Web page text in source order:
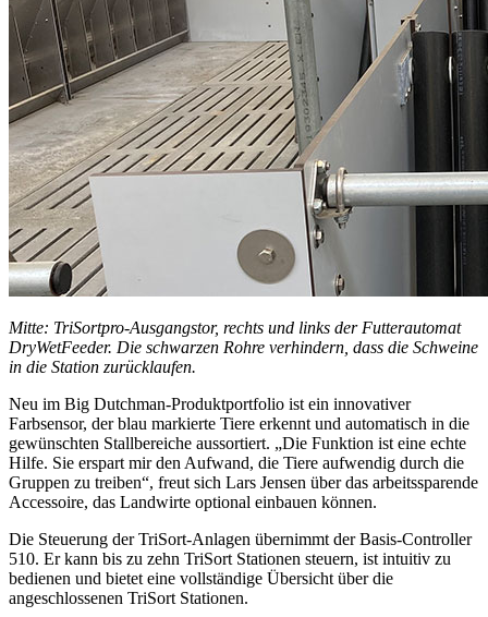
Mitte: TriSortpro-Ausgangstor, rechts und links der Futterautomat
DryWetFeeder. Die schwarzen Rohre verhindern, dass die Schweine
in die Station zurücklaufen.
Neu im Big Dutchman-Produktportfolio ist ein innovativer
Farbsensor, der blau markierte Tiere erkennt und automatisch in die
gewünschten Stallbereiche aussortiert. „Die Funktion ist eine echte
Hilfe. Sie erspart mir den Aufwand, die Tiere aufwendig durch die
Gruppen zu treiben“, freut sich Lars Jensen über das arbeitssparende
Accessoire, das Landwirte optional einbauen können.
Die Steuerung der TriSort-Anlagen übernimmt der Basis-Controller
510. Er kann bis zu zehn TriSort Stationen steuern, ist intuitiv zu
bedienen und bietet eine vollständige Übersicht über die
angeschlossenen TriSort Stationen.